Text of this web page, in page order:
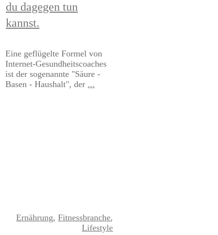
du dagegen tun
kannst.
​Eine geflügelte Formel von
Internet-Gesundheitscoaches
ist der sogenannte "Säure -
Basen - Haushalt", der ...
Ernährung,Fitnessbranche,
Lifestyle